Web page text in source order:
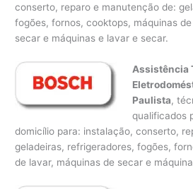
conserto, reparo e manutenção de:
fogões, fornos, cooktops, máquinas
secar e máquinas e lavar e secar.
Assistência
Paulista,
qualificados
domicílio para: instalação, conserto,
geladeiras, refrigeradores, fogões,
de lavar, máquinas de secar e